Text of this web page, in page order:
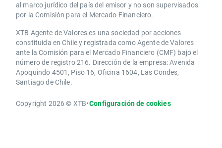
al marco jurídico del país del emisor y no son supervisados
por la Comisión para el Mercado Financiero.
XTB Agente de Valores es una sociedad por acciones
constituida en Chile y registrada como Agente de Valores
ante la Comisión para el Mercado Financiero (CMF) bajo el
número de registro 216. Dirección de la empresa: Avenida
Apoquindo 4501, Piso 16, Oficina 1604, Las Condes,
Santiago de Chile.
Copyright 2026 © XTB•Configuración de cookies